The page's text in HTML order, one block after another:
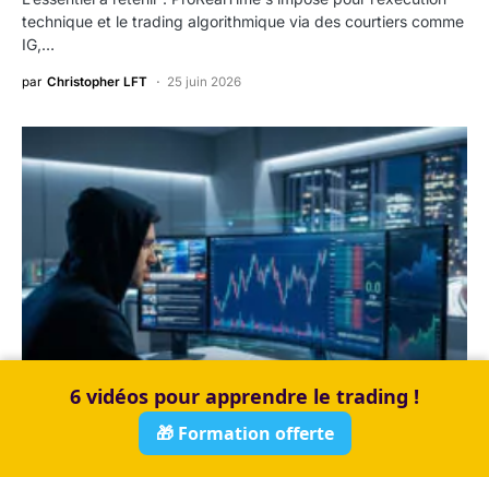
technique et le trading algorithmique via des courtiers comme
IG,…
par Christopher LFT 25 juin 2026
6 vidéos pour apprendre le trading !
🎁 Formation offerte